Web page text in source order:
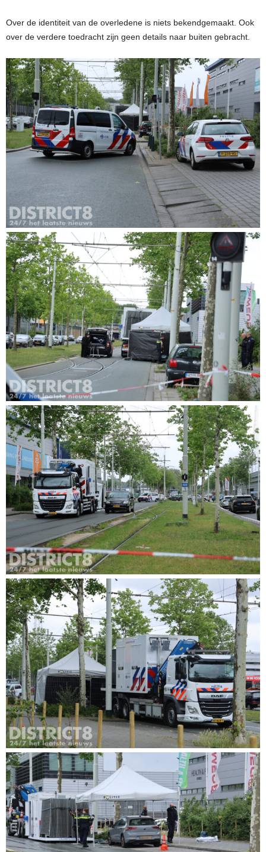
Over de identiteit van de overledene is niets bekendgemaakt. Ook
over de verdere toedracht zijn geen details naar buiten gebracht.